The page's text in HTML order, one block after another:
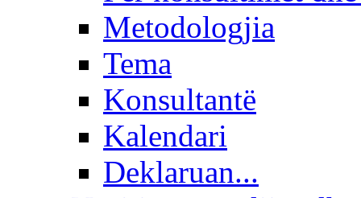
Metodologjia
Tema
Konsultantë
Kalendari
Deklaruan...